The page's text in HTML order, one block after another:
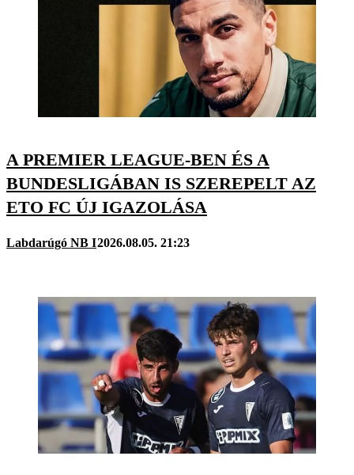
A PREMIER LEAGUE-BEN ÉS A
BUNDESLIGÁBAN IS SZEREPELT AZ
ETO FC ÚJ IGAZOLÁSA
Labdarúgó NB I2026.08.05. 21:23